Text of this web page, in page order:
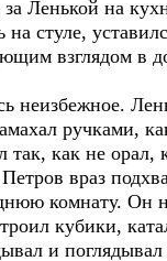
за Ленькой на
на стуле,
взглядом в
неизбежное.
ручками,
так, как не орал,
враз
комнату. Он
кубики,
и